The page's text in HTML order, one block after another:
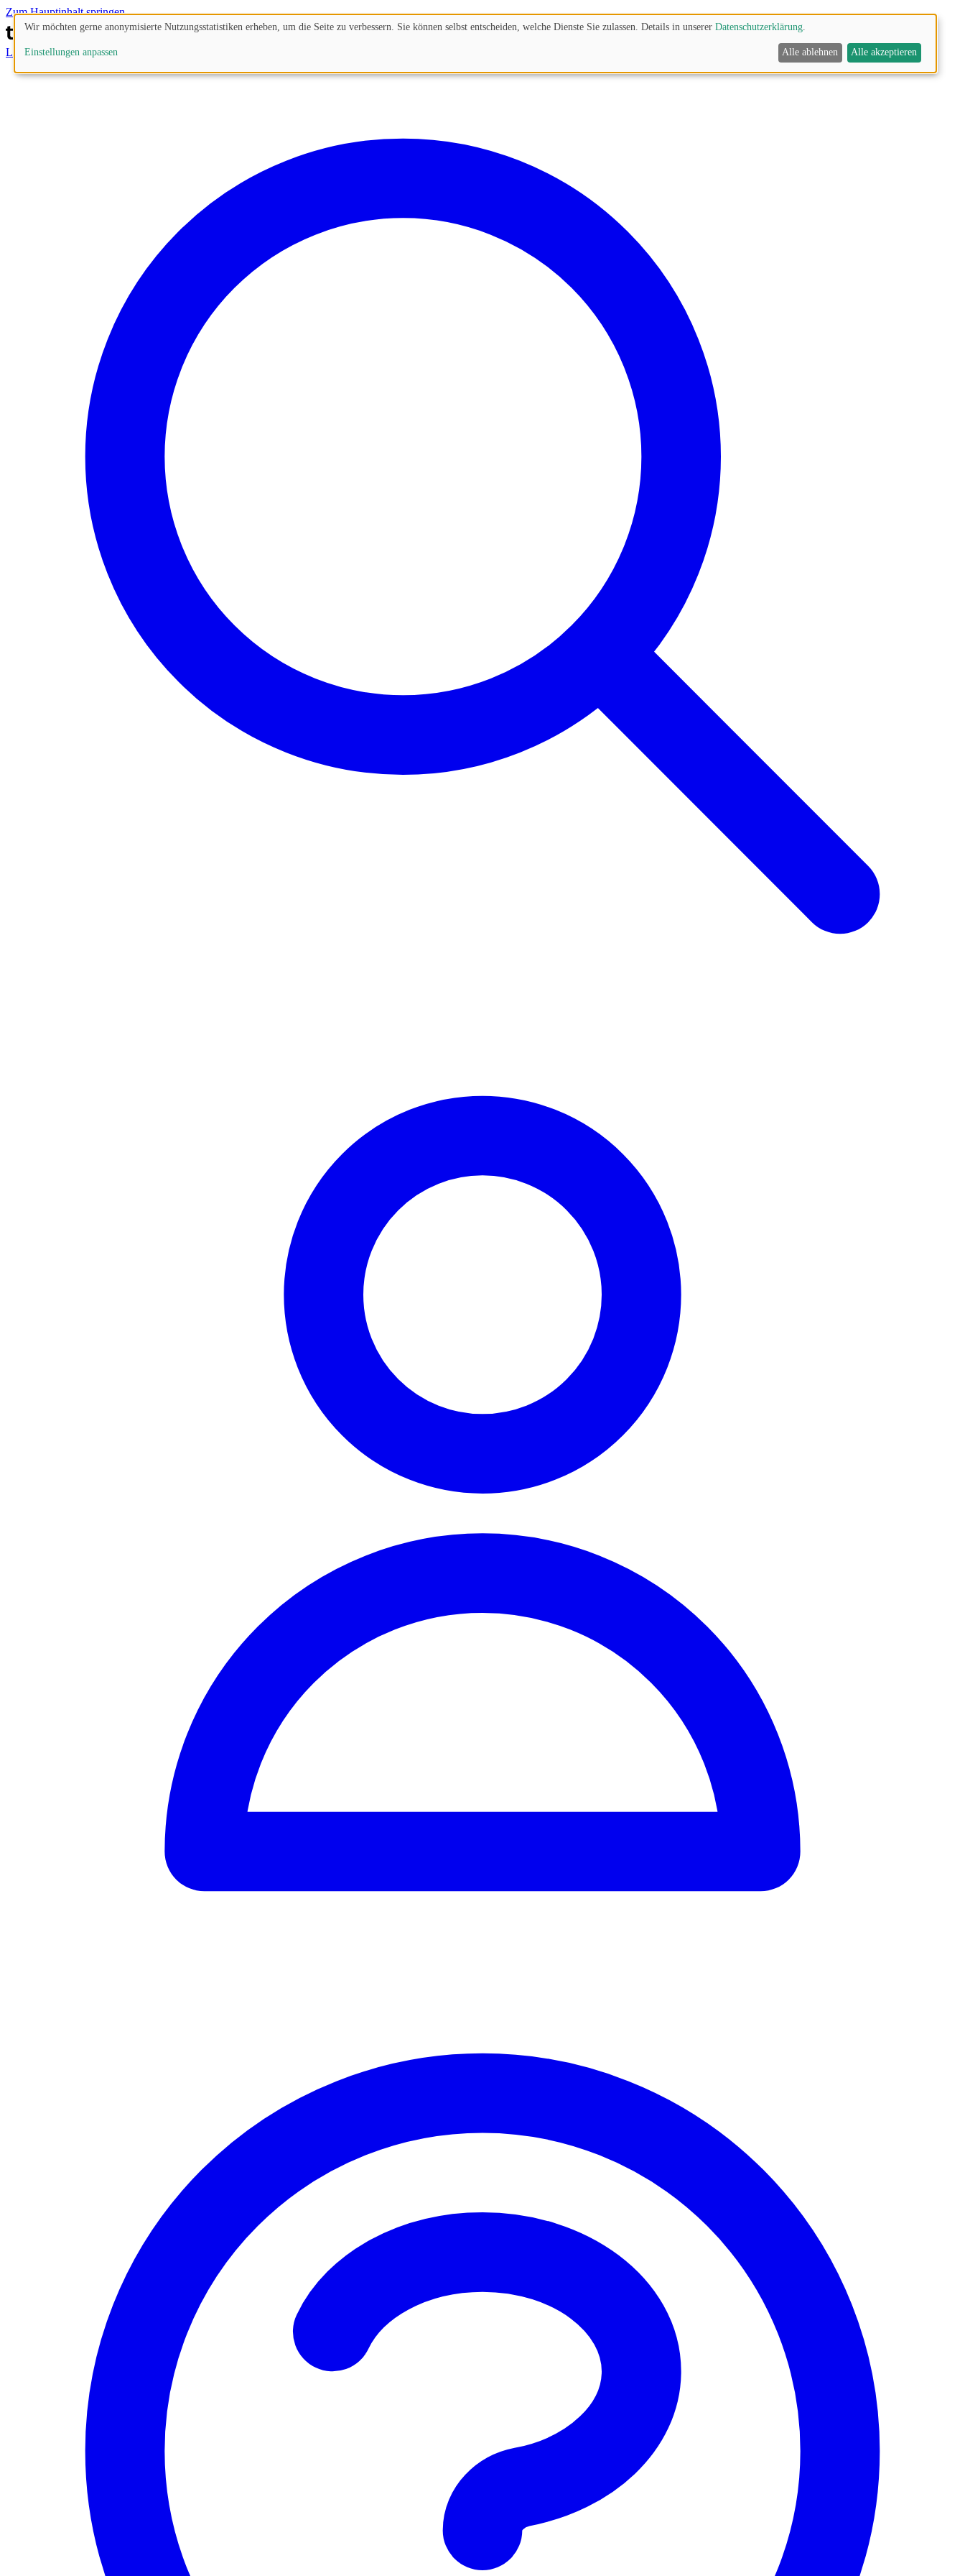
Zum Hauptinhalt springen
LösungenProzesseFunktionen
Wir möchten gerne anonymisierte Nutzungsstatistiken erheben, um die Seite zu verbessern. Sie können selbst entscheiden, welche Dienste Sie zulassen. Details in unserer Datenschutzerklärung
Einstellungen anpassen Alle ablehnen Alle akzeptieren